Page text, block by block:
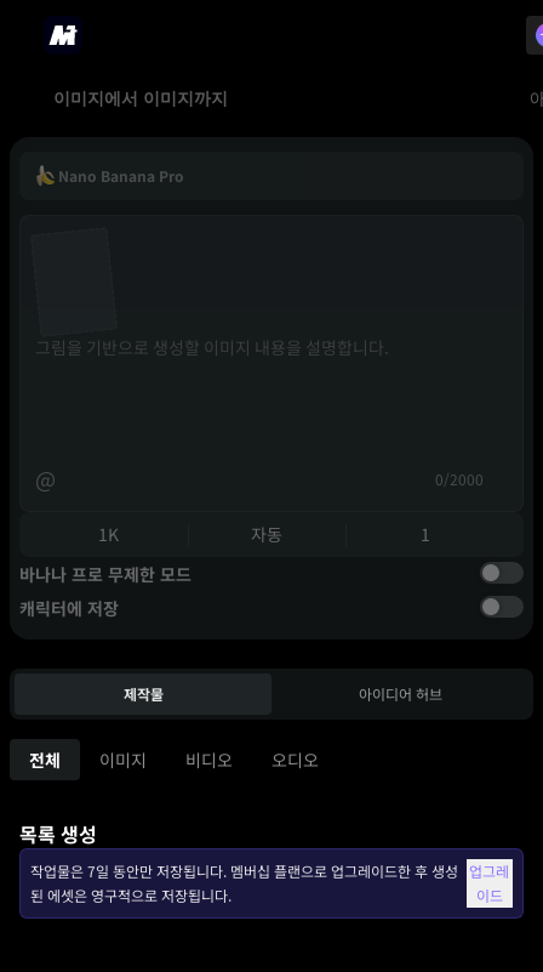
이미지에서 이미지까지
Nano Banana Pro
@ 0/2000
1K 자동
1
바나나 프로 무제한 모드
캐릭터에 저장
제작물 아이디어 허브
전체 이미지 비디오 오디오
목록 생성
작업물은 7일 동안만 저장됩니다. 멤버십 플랜으로 업그레이드한 후 생성
된 에셋은 영구적으로 저장됩니다.
업그레
이드